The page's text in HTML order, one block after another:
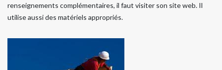
renseignements complémentaires, il faut visiter son site web. Il
utilise aussi des matériels appropriés.